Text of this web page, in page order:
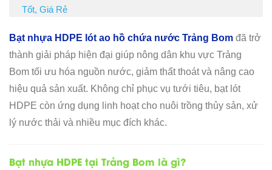
Tốt, Giá Rẻ
Bạt nhựa HDPE lót ao hồ chứa nước Trảng Bom đã trở
thành giải pháp hiện đại giúp nông dân khu vực Trảng
Bom tối ưu hóa nguồn nước, giảm thất thoát và nâng cao
hiệu quả sản xuất. Không chỉ phục vụ tưới tiêu, bạt lót
HDPE còn ứng dụng linh hoạt cho nuôi trồng thủy sản, xử
lý nước thải và nhiều mục đích khác.
Bạt nhựa HDPE tại Trảng Bom là gì?